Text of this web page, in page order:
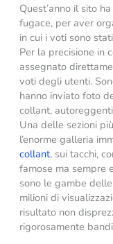
Quest’anno il sito
fugace, per aver
in cui i voti sono
Per la precisione in
assegnato
voti degli utenti.
hanno inviato foto
collant,
Una delle sezioni
l’enorme galleria
collant, sui tacchi,
famose ma sempre
sono le gambe
milioni di
risultato non
rigorosamente